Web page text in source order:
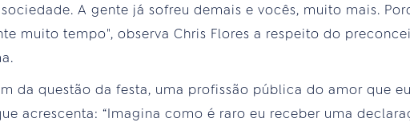
A gente já sofreu demais e vocês, muito mais.
muito tempo", observa Chris Flores a respeito do
da questão da festa, uma profissão pública do amor que
acrescenta: “Imagina como é raro eu receber uma